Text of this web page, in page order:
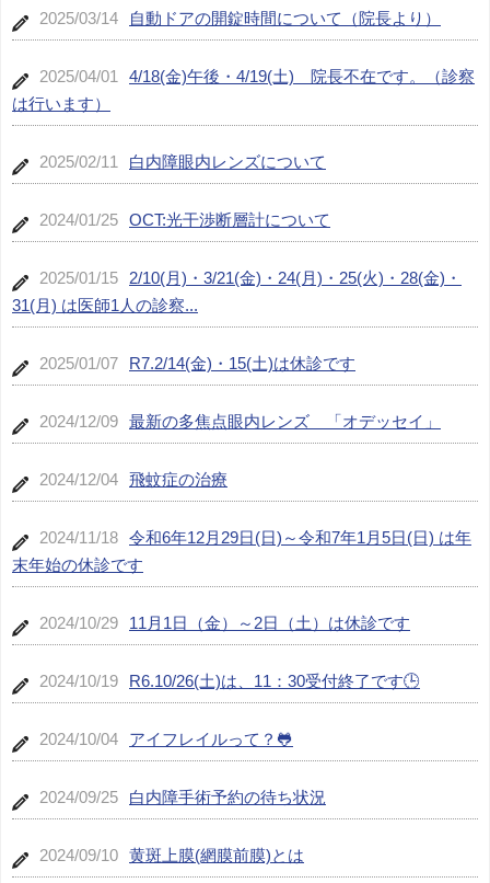
2025/03/14 自動ドアの開錠時間について（院長より）
2025/04/01 4/18(金)午後・4/19(土) 院長不在です。（診察
は行います）
2025/02/11 白内障眼内レンズについて
2024/01/25 OCT:光干渉断層計について
2025/01/15 2/10(月)・3/21(金)・24(月)・25(火)・28(金)・
31(月) は医師1人の診察...
2025/01/07 R7.2/14(金)・15(土)は休診です
2024/12/09 最新の多焦点眼内レンズ 「オデッセイ」
2024/12/04 飛蚊症の治療
2024/11/18 令和6年12月29日(日)～令和7年1月5日(日) は年
末年始の休診です
2024/10/29 11月1日（金）～2日（土）は休診です
2024/10/19 R6.10/26(土)は、11：30受付終了です🕒
2024/10/04 アイフレイルって？🐸
2024/09/25 白内障手術予約の待ち状況
2024/09/10 黄斑上膜(網膜前膜)とは